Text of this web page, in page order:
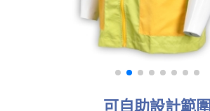
可自助設計範圍